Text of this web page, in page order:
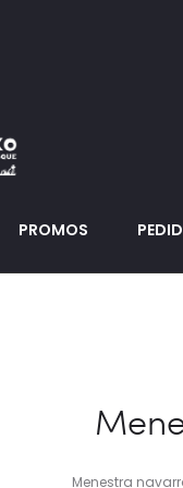
PROMOS
Menestra